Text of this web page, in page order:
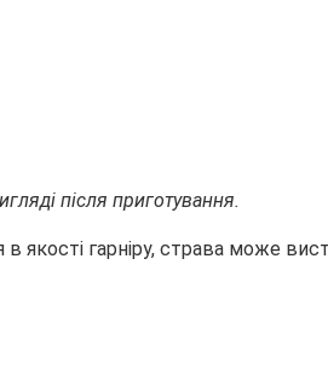
після приготування.
якості гарніру, страва може